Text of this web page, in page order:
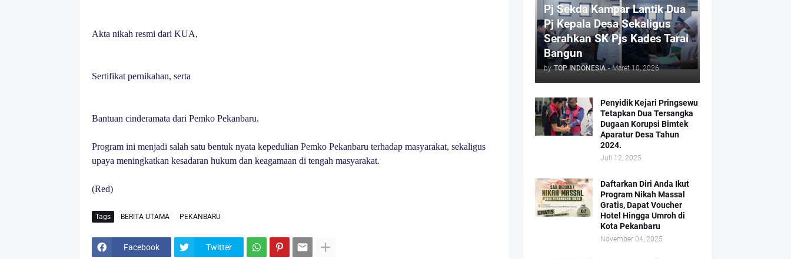
Akta nikah resmi dari KUA,
Sertifikat pernikahan, serta
Bantuan cinderamata dari Pemko Pekanbaru.
Program ini menjadi salah satu bentuk nyata kepedulian Pemko Pekanbaru terhadap masyarakat, sekaligus
upaya meningkatkan kesadaran hukum dan keagamaan di tengah masyarakat.
(Red)
Tags BERITA UTAMA PEKANBARU
Facebook Twitter
Pj Sekda Kampar Lantik Dua
Pj Kepala Desa Sekaligus
Serahkan SK Pjs Kades Tarai
Bangun
by TOP INDONESIA - Maret 10, 2026
Penyidik Kejari Pringsewu
Tetapkan Dua Tersangka
Dugaan Korupsi Bimtek
Aparatur Desa Tahun
2024.
Juli 12, 2025
Daftarkan Diri Anda Ikut
Program Nikah Massal
Gratis, Dapat Voucher
Hotel Hingga Umroh di
Kota Pekanbaru
November 04, 2025